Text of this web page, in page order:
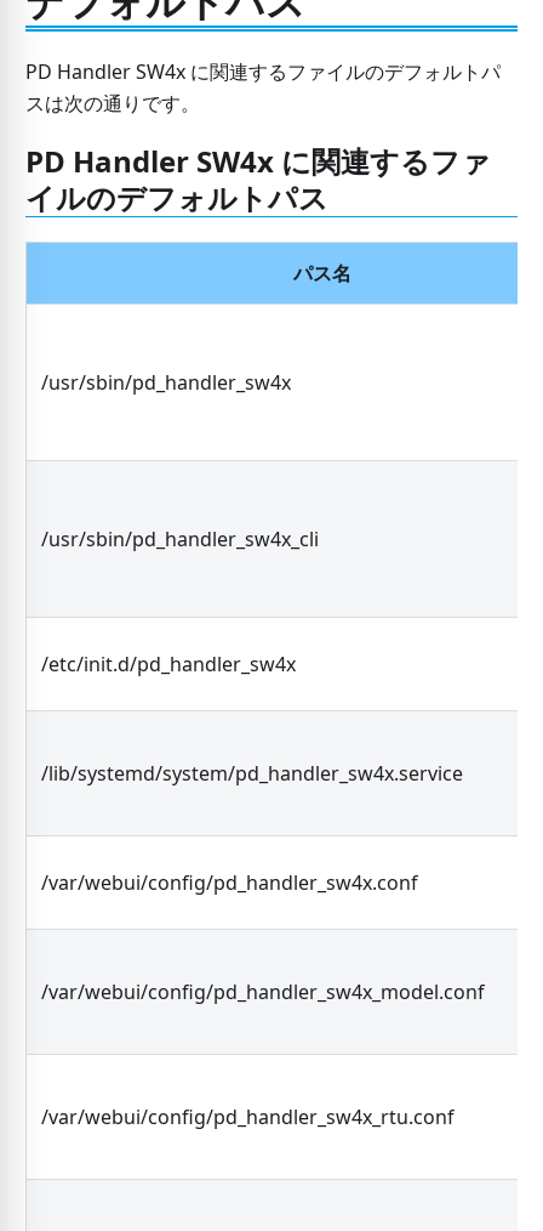
PD Handler SW4x に関連するファイルのデフォルトパ
スは次の通りです。
PD Handler SW4x に関連するファ
イルのデフォルトパス
パス名
/usr/sbin/pd_handler_sw4x
/usr/sbin/pd_handler_sw4x_cli
/etc/init.d/pd_handler_sw4x
/lib/systemd/system/pd_handler_sw4x.service
/var/webui/config/pd_handler_sw4x.conf
/var/webui/config/pd_handler_sw4x_model.conf
/var/webui/config/pd_handler_sw4x_rtu.conf